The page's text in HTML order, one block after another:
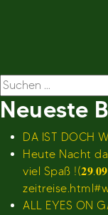
Suchen
nach:
Neueste
DA IST DOCH
Heute Nacht
viel Spaß
ALL EYES ON